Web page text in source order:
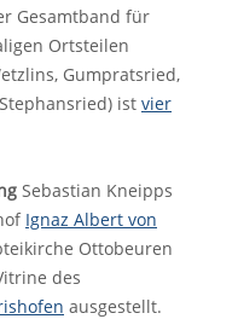
Gesamtband für
Ortsteilen
Gumpratsried,
ist vier
Sebastian Kneipps
Ignaz Albert von
Ottobeuren
des
ausgestellt.